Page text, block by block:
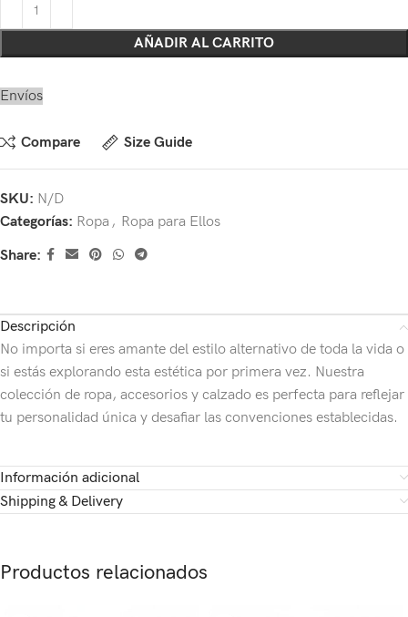
AÑADIR AL CARRITO
Envíos
Compare Size Guide
SKU: N/D
Categorías: Ropa , Ropa para Ellos
Share:
Descripción
No importa si eres amante del estilo alternativo de toda la vida o
si estás explorando esta estética por primera vez. Nuestra
colección de ropa, accesorios y calzado es perfecta para reflejar
tu personalidad única y desafiar las convenciones establecidas.
Información adicional
Shipping & Delivery
Productos relacionados